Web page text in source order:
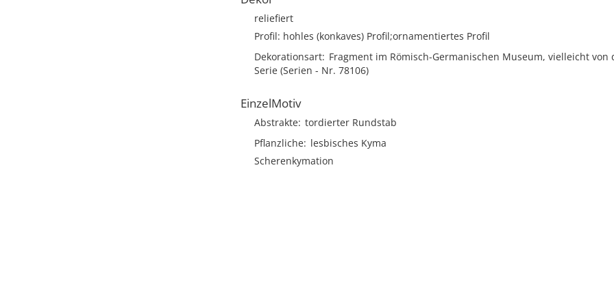
reliefiert
Profil: hohles (konkaves) Profil;ornamentiertes Profil
Dekorationsart Fragment im Römisch-Germanischen Museum, vielleicht von
Serie (Serien - Nr. 78106)
EinzelMotiv
Abstrakte tordierter Rundstab
Pflanzliche lesbisches Kyma
Scherenkymation